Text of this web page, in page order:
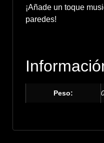
¡Añade un toque
paredes!
Peso: